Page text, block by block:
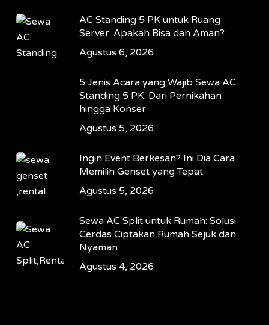
AC Standing 5 PK untuk Ruang
Server: Apakah Bisa dan Aman?
Agustus 6, 2026
5 Jenis Acara yang Wajib Sewa AC
Standing 5 PK: Dari Pernikahan
hingga Konser
Agustus 5, 2026
Ingin Event Berkesan? Ini Dia Cara
Memilih Genset yang Tepat
Agustus 5, 2026
Sewa AC Split untuk Rumah: Solusi
Cerdas Ciptakan Rumah Sejuk dan
Nyaman
Agustus 4, 2026